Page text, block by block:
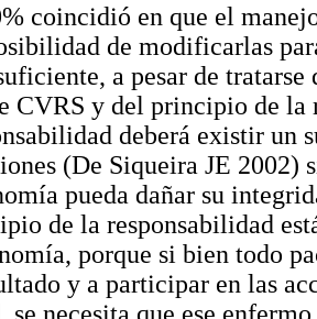
coincidió en que el
de modificarlas
a pesar de
CVRS y del principio de la
deberá existir un
(De Siqueira JE 2002)
pueda dañar su
de la responsabilidad
porque si bien todo
y a participar en las
se necesita que ese